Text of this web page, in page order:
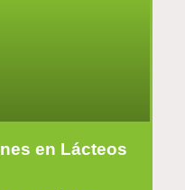
en Lácteos